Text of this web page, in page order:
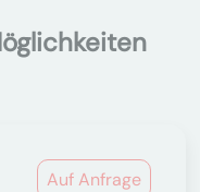
Auf Anfrage